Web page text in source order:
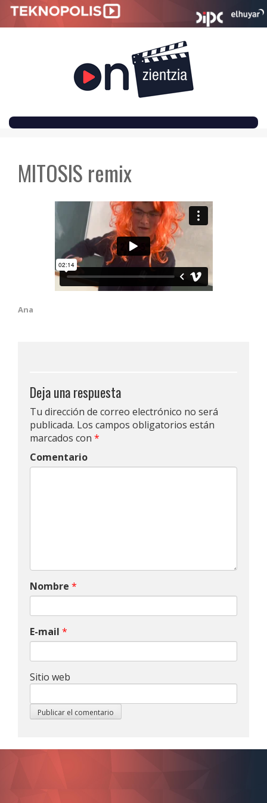
CONTENT
MITOSIS remix
Ana
Deja una respuesta
Tu dirección de correo electrónico no será
publicada. Los campos obligatorios están
marcados con *
Comentario
Nombre *
E-mail *
Sitio web